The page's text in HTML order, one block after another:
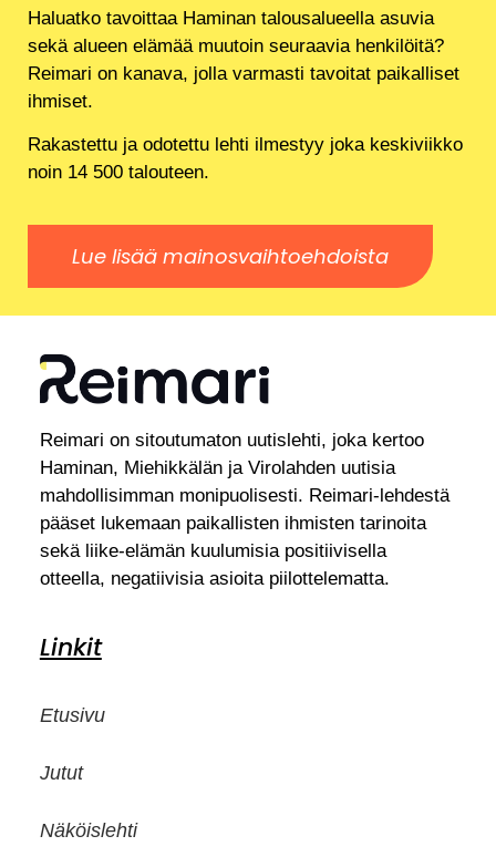
Haluatko tavoittaa Haminan talousalueella asuvia
sekä alueen elämää muutoin seuraavia henkilöitä?
Reimari on kanava, jolla varmasti tavoitat paikalliset
ihmiset.
Rakastettu ja odotettu lehti ilmestyy joka keskiviikko
noin 14 500 talouteen.
Lue lisää mainosvaihtoehdoista
Reimari on sitoutumaton uutislehti, joka kertoo
Haminan, Miehikkälän ja Virolahden uutisia
mahdollisimman monipuolisesti. Reimari-lehdestä
pääset lukemaan paikallisten ihmisten tarinoita
sekä liike-elämän kuulumisia positiivisella
otteella, negatiivisia asioita piilottelematta.
Linkit
Etusivu
Jutut
Näköislehti